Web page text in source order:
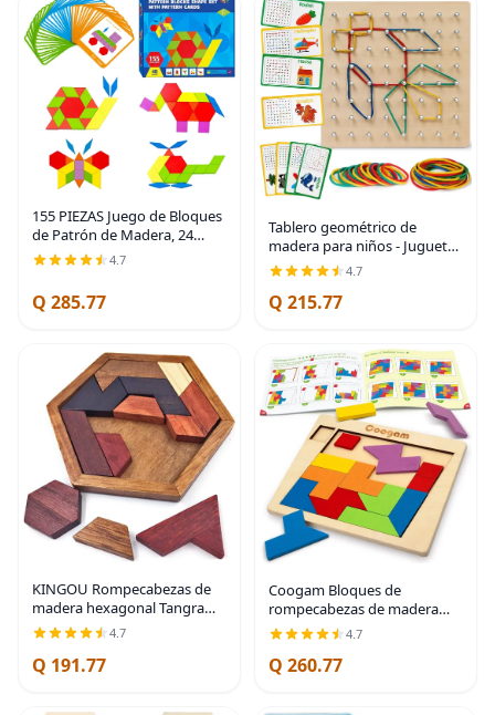
155 PIEZAS Juego de Bloques
de Patrón de Madera, 24
Tarjetas de Diseño Doble Cara
(48 Patrones) Rompecabezas
de Forma Geométrica
Divertido Tangram
4.7
Q 285.77
Tablero geométrico de
madera para niños - Juguete
educativo Montessori STEM
con tarjetas de patrones y
bandas de goma,
4.7
Q 215.77
KINGOU Rompecabezas de
madera hexagonal Tangram
para niños y adultos,
rompecabezas de madera
para niños y adultos, juegos
4.7
Q 191.77
Coogam Bloques de
rompecabezas de madera
geométricos Tangram
Rompecabezas 3D Juego de
lógica IQ Juego de forma y
4.7
Q 260.77